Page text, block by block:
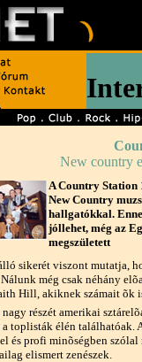
New country
A Country Station
New Country
hallgatókkal.
jóllehet, még az
megszületett
sikerét viszont mutatja,
még csak néhány
Hill, akiknek számait õk
részét amerikai
a toplisták élén találhatóak.
és profi minõségben
elismert zenészek.